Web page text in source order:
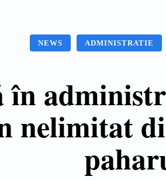
NEWS ADMINISTRATIE
în
nelimitat